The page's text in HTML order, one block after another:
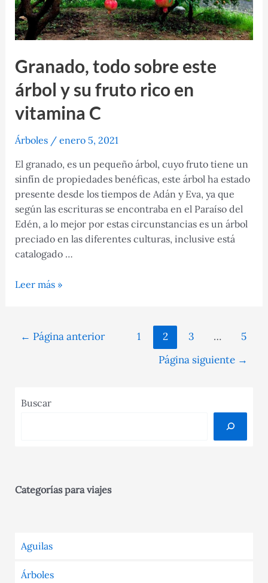
Granado, todo sobre este
árbol y su fruto rico en
vitamina C
Árboles/ enero 5, 2021
El granado, es un pequeño árbol, cuyo fruto tiene un
sinfín de propiedades benéficas, este árbol ha estado
presente desde los tiempos de Adán y Eva, ya que
según las escrituras se encontraba en el Paraíso del
Edén, a lo mejor por estas circunstancias es un árbol
preciado en las diferentes culturas, inclusive está
catalogado …
Granado,
árbol
rico
Leer más »
Navegación
← Página anterior 1 2 3 …
5
Página siguiente →
Buscar
Categorías para viajes
Aguilas
Árboles